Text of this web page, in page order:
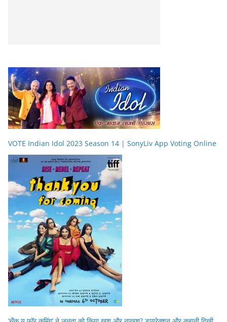
VOTE Indian Idol 2023 Season 14 | SonyLiv App Voting Online